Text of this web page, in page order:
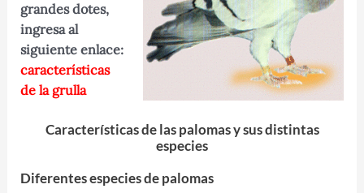
grandes dotes,
ingresa al
siguiente enlace:
características
de la grulla
Características de las palomas y sus distintas
especies
Diferentes especies de palomas